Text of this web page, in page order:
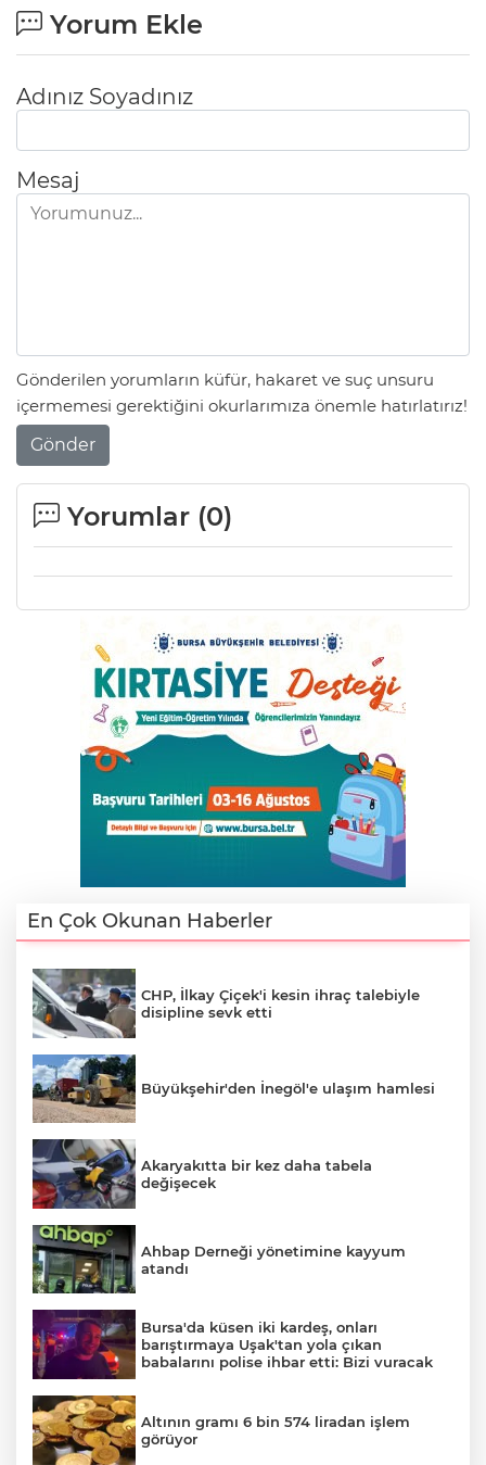
Yorum Ekle
Adınız Soyadınız
Mesaj
Gönderilen yorumların küfür, hakaret ve suç unsuru
içermemesi gerektiğini okurlarımıza önemle hatırlatırız!
Gönder
Yorumlar (0)
En Çok Okunan Haberler
CHP, İlkay Çiçek'i kesin ihraç talebiyle
disipline sevk etti
Büyükşehir'den İnegöl'e ulaşım hamlesi
Akaryakıtta bir kez daha tabela
değişecek
Ahbap Derneği yönetimine kayyum
atandı
Bursa'da küsen iki kardeş, onları
barıştırmaya Uşak'tan yola çıkan
babalarını polise ihbar etti: Bizi vuracak
Altının gramı 6 bin 574 liradan işlem
görüyor